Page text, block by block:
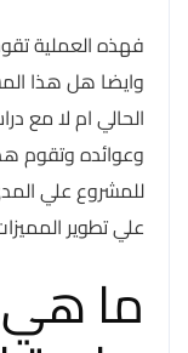
فهذه العملية
وايضا هل هذا
الحالي ام لا مع
وعوائده وتقوم
للمشروع علي
علي تطوير
ما